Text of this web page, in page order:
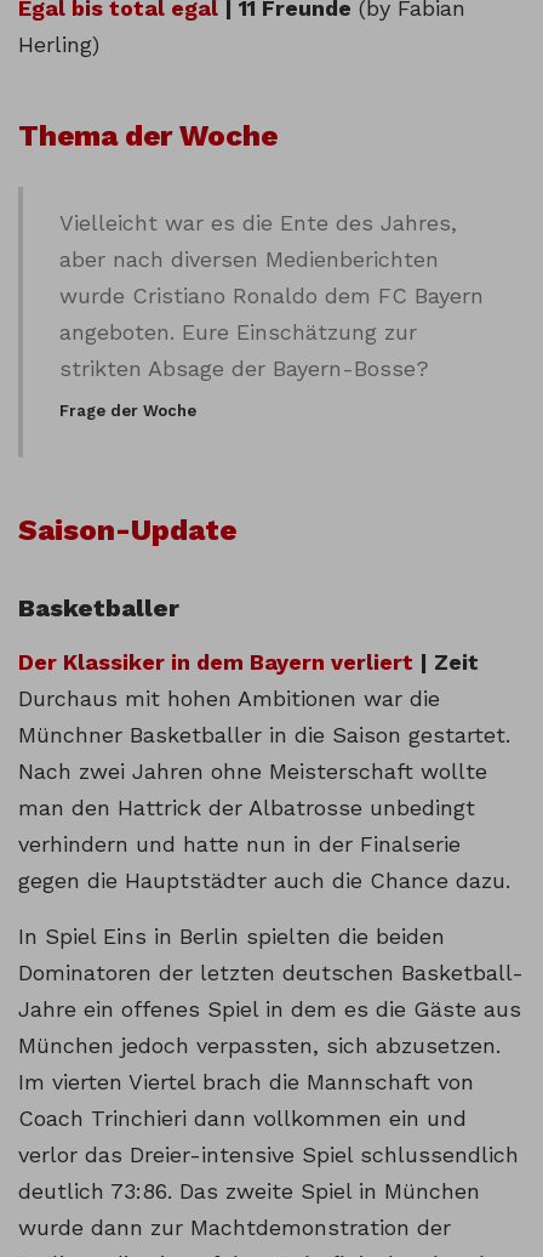
Egal bis total egal | 11 Freunde (by Fabian
Herling)
Thema der Woche
Vielleicht war es die Ente des Jahres,
aber nach diversen Medienberichten
wurde Cristiano Ronaldo dem FC Bayern
angeboten. Eure Einschätzung zur
strikten Absage der Bayern-Bosse?
Frage der Woche
Saison-Update
Basketballer
Der Klassiker in dem Bayern verliert | Zeit
Durchaus mit hohen Ambitionen war die
Münchner Basketballer in die Saison gestartet.
Nach zwei Jahren ohne Meisterschaft wollte
man den Hattrick der Albatrosse unbedingt
verhindern und hatte nun in der Finalserie
gegen die Hauptstädter auch die Chance dazu.
In Spiel Eins in Berlin spielten die beiden
Dominatoren der letzten deutschen Basketball-
Jahre ein offenes Spiel in dem es die Gäste aus
München jedoch verpassten, sich abzusetzen.
Im vierten Viertel brach die Mannschaft von
Coach Trinchieri dann vollkommen ein und
verlor das Dreier-intensive Spiel schlussendlich
deutlich 73:86. Das zweite Spiel in München
wurde dann zur Machtdemonstration der